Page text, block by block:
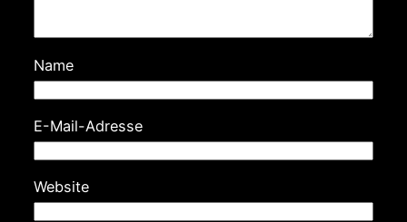
Name
E-Mail-Adresse
Website